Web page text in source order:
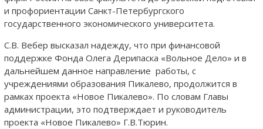
и профориентации Санкт-Петербургского
государственного экономического университета.
С.В. Вебер высказал надежду, что при финансовой
поддержке Фонда Олега Дерипаска «Вольное Дело» и в
дальнейшем данное направление работы, с
учреждениями образования Пикалево, продолжится в
рамках проекта «Новое Пикалево». По словам Главы
администрации, это подтверждает и руководитель
проекта «Новое Пикалево» Г.В.Тюрин.